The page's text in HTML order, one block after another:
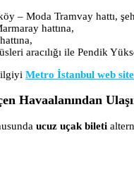
– Moda Tramvay hattı,
hattına,
aracılığı ile Pendik
Metro İstanbul web
Havaalanından
ucuz uçak bileti